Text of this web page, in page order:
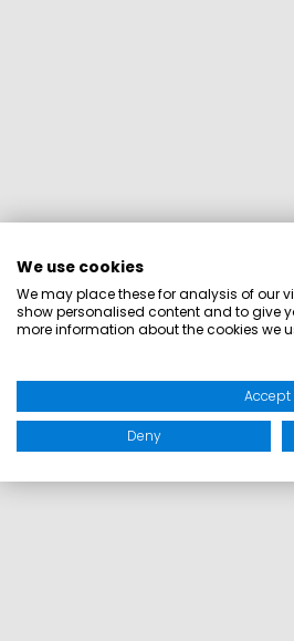
We use cookies
We may place these for analysis of our
show personalised content and to give
more information about the cookies we
Accept
Deny